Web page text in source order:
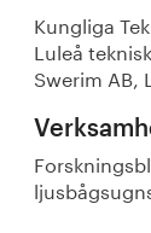
Kungliga
Luleå
Swerim AB,